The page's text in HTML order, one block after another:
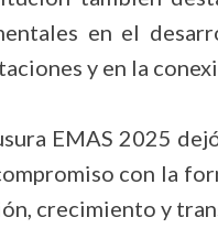
en el
y en la
EMAS 2025
con la
crecimiento y